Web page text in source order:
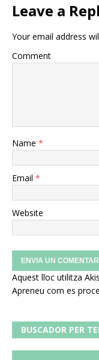
Leave a
Your email address
Comment
Name *
Email *
Website
Aquest lloc utilitza
Apreneu com es
BUSCADOR PER